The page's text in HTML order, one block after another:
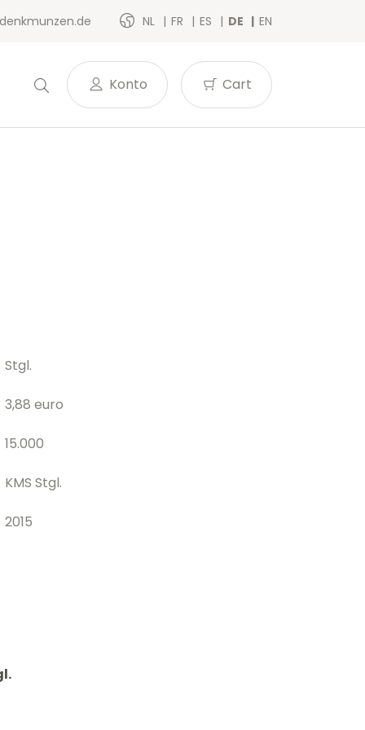
NL FR ES DE EN
Konto Cart
Stgl.
3,88 euro
15.000
KMS Stgl.
2015